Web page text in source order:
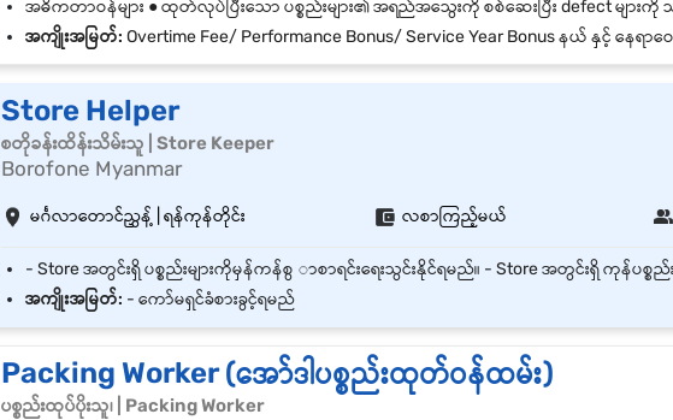
အကျိုးအမြတ်: Overtime Fee/ Performance Bonus/ Service Year Bonus နယ် နှင့် နေရာဝေးသော ဝန်ထမ်းများအတွက် နေစရာစီစ
Store Helper
စတိုခန်းထိန်းသိမ်းသူ | Store Keeper
Borofone Myanmar
မင်္ဂလာတောင်ညွှန့် | ရန်ကုန်တိုင်း လစာကြည့်မယ်
အကျိုးအမြတ်: - ကော်မရှင်ခံစားခွင့်ရမည်
Packing Worker (အော်ဒါပစ္စည်းထုတ်ဝန်ထမ်း)
ပစ္စည်းထုပ်ပိုးသူ၊ | Packing Worker